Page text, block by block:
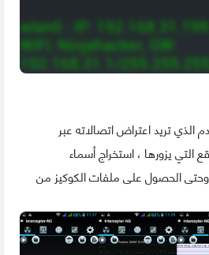
الذي تريد اعتراض اتصالاته عبر
يزورها ، استخراج أسماء
الحصول على ملفات الكوكيز من